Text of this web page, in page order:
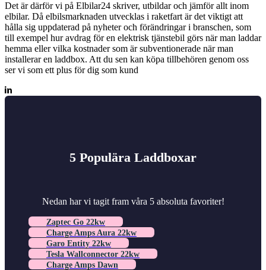
Det är därför vi på Elbilar24 skriver, utbildar och jämför allt inom
elbilar. Då elbilsmarknaden utvecklas i raketfart är det viktigt att
hålla sig uppdaterad på nyheter och förändringar i branschen, som
till exempel hur avdrag för en elektrisk tjänstebil görs när man laddar
hemma eller vilka kostnader som är subventionerade när man
installerar en laddbox. Att du sen kan köpa tillbehören genom oss
ser vi som ett plus för dig som kund
5 Populära Laddboxar
Nedan har vi tagit fram våra 5 absoluta favoriter!
Zaptec Go 22kw
Charge Amps Aura 22kw
Garo Entity 22kw
Tesla Wallconnector 22kw
Charge Amps Dawn